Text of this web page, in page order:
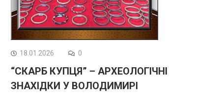
18.01.2026 0
“СКАРБ КУПЦЯ” – АРХЕОЛОГІЧНІ
ЗНАХІДКИ У ВОЛОДИМИРІ